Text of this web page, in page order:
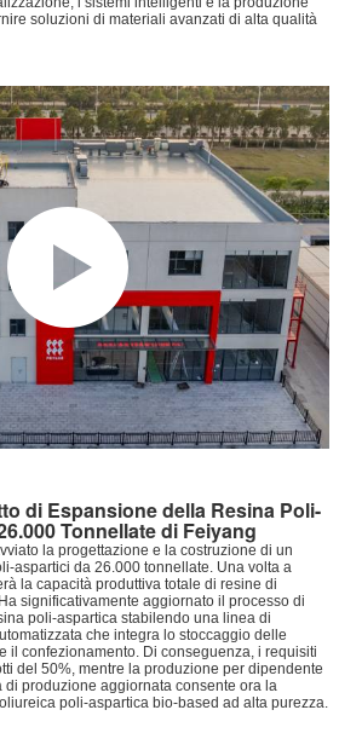
soluzioni di materiali avanzati di alta qualità
di Espansione della Resina Poli-
Tonnellate di Feiyang
la progettazione e la costruzione di un
aspartici da 26.000 tonnellate. Una volta a
la capacità produttiva totale di resine di
significativamente aggiornato il processo di
poli-aspartica stabilendo una linea di
che integra lo stoccaggio delle
il confezionamento. Di conseguenza, i requisiti
del 50%, mentre la produzione per dipendente
produzione aggiornata consente ora la
poli-aspartica bio-based ad alta purezza.